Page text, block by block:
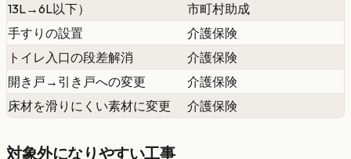
13L→6L以下）
市町村助成
手すりの設置
介護保険
トイレ入口の段差解消
介護保険
開き戸→引き戸への変更
介護保険
床材を滑りにくい素材に変更
介護保険
対象外になりやすい工事